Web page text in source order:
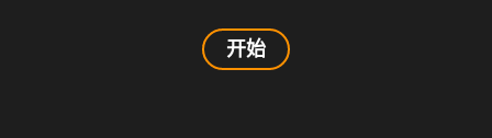
开始